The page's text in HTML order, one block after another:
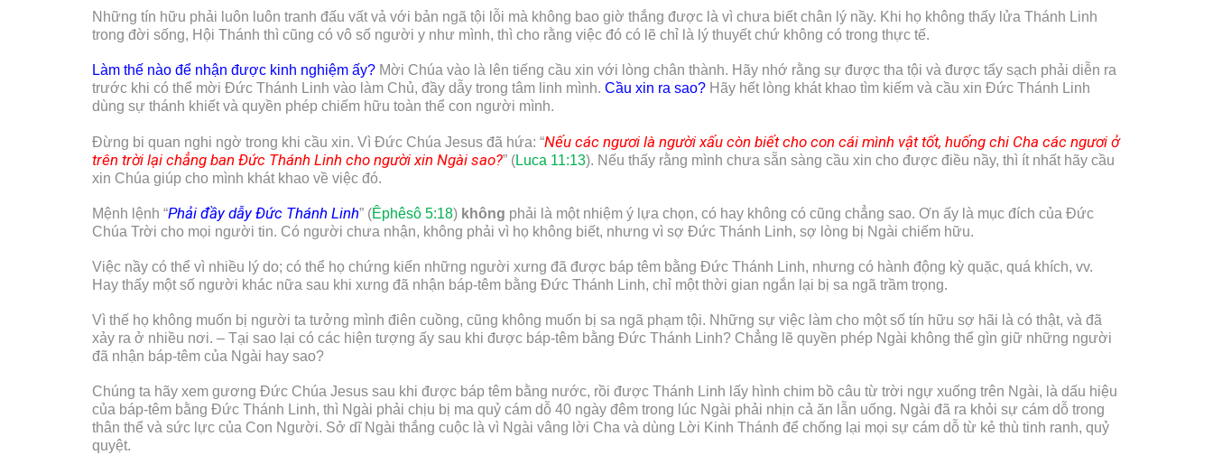
Những tín hữu phải luôn luôn tranh đấu vất vả với bản ngã tội lỗi mà không bao giờ thắng được là vì chưa biết chân lý nầy. Khi họ không thấy lửa Thánh Linh
trong đời sống, Hội Thánh thì cũng có vô số người y như mình, thì cho rằng việc đó có lẽ chỉ là lý thuyết chứ không có trong thực tế.
Làm thế nào để nhận được kinh nghiệm ấy? Mời Chúa vào là lên tiếng cầu xin với lòng chân thành. Hãy nhớ rằng sự được tha tội và được tẩy sạch phải diễn ra
trước khi có thể mời Đức Thánh Linh vào làm Chủ, đầy dẫy trong tâm linh mình. Cầu xin ra sao? Hãy hết lòng khát khao tìm kiếm và cầu xin Đức Thánh Linh
dùng sự thánh khiết và quyền phép chiếm hữu toàn thể con người mình.
Đừng bi quan nghi ngờ trong khi cầu xin. Vì Đức Chúa Jesus đã hứa: “Nếu các ngươi là người xấu còn biết cho con cái mình vật tốt, huống chi Cha các ngươi ở
trên trời lại chẳng ban Đức Thánh Linh cho người xin Ngài sao?” (Luca 11:13). Nếu thấy rằng mình chưa sẵn sàng cầu xin cho được điều nầy, thì ít nhất hãy cầu
xin Chúa giúp cho mình khát khao về việc đó.
Mệnh lệnh “Phải đầy dẫy Đức Thánh Linh” (Êphêsô 5:18) không phải là một nhiệm ý lựa chọn, có hay không có cũng chẳng sao. Ơn ấy là mục đích của Đức
Chúa Trời cho mọi người tin. Có người chưa nhận, không phải vì họ không biết, nhưng vì sợ Đức Thánh Linh, sợ lòng bị Ngài chiếm hữu.
Việc nầy có thể vì nhiều lý do; có thể họ chứng kiến những người xưng đã được báp têm bằng Đức Thánh Linh, nhưng có hành động kỳ quặc, quá khích, vv.
Hay thấy một số người khác nữa sau khi xưng đã nhận báp-têm bằng Đức Thánh Linh, chỉ một thời gian ngắn lại bị sa ngã trầm trọng.
Vì thế họ không muốn bị người ta tưởng mình điên cuồng, cũng không muốn bị sa ngã phạm tội. Những sự việc làm cho một số tín hữu sợ hãi là có thật, và đã
xảy ra ở nhiều nơi. – Tại sao lại có các hiện tượng ấy sau khi được báp-têm bằng Đức Thánh Linh? Chẳng lẽ quyền phép Ngài không thể gìn giữ những người
đã nhận báp-têm của Ngài hay sao?
Chúng ta hãy xem gương Đức Chúa Jesus sau khi được báp têm bằng nước, rồi được Thánh Linh lấy hình chim bồ câu từ trời ngự xuống trên Ngài, là dấu hiệu
của báp-têm bằng Đức Thánh Linh, thì Ngài phải chịu bị ma quỷ cám dỗ 40 ngày đêm trong lúc Ngài phải nhịn cả ăn lẫn uống. Ngài đã ra khỏi sự cám dỗ trong
thân thể và sức lực của Con Người. Sở dĩ Ngài thắng cuộc là vì Ngài vâng lời Cha và dùng Lời Kinh Thánh để chống lại mọi sự cám dỗ từ kẻ thù tinh ranh, quỷ
quyệt.